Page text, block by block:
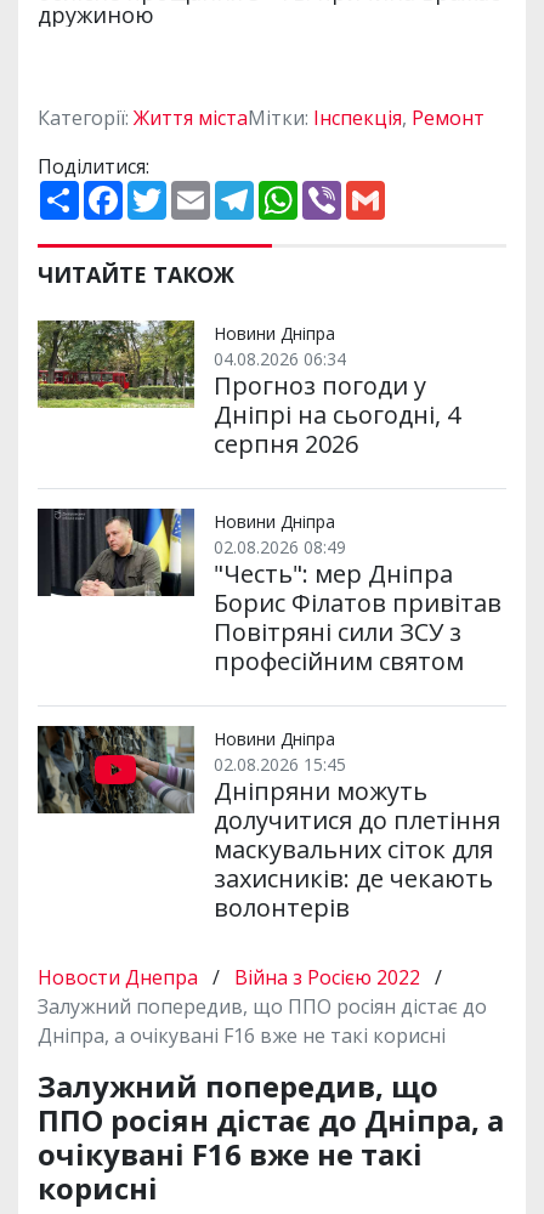
Категорії: Життя містаМітки: Інспекція, Ремонт
Поділитися:
П
о
и
р
и
и
F
a
e
b
o
k
T
w
t
t
e
E
m
i
l
T
e
e
m
W
h
p
V
ЧИТАЙТЕ ТАКОЖ
Новини Дніпра
04.08.2026 06:34
Прогноз погоди у
Дніпрі на сьогодні, 4
серпня 2026
Новини Дніпра
02.08.2026 08:49
"Честь": мер Дніпра
Борис Філатов привітав
Повітряні сили ЗСУ з
професійним святом
Новини Дніпра
02.08.2026 15:45
Дніпряни можуть
долучитися до плетіння
маскувальних сіток для
захисників: де чекають
волонтерів
Новости Днепра / Війна з Росією 2022 /
Залужний попередив, що ППО росіян дістає до
Дніпра, а очікувані F16 вже не такі корисні
Залужний попередив, що
ППО росіян дістає до Дніпра, а
очікувані F16 вже не такі
корисні